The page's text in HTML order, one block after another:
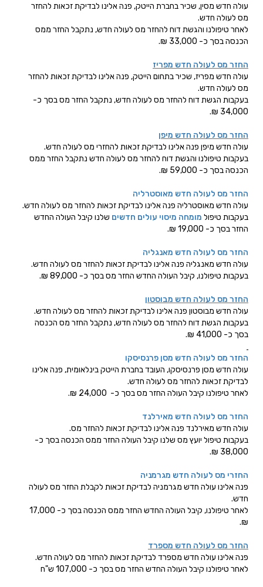
עולה חדש מסין, שכיר בחברת הייטק, פנה אלינו לבדיקת זכאות להחזר
מס לעולה חדש.
לאחר טיפולנו והגשת דוח להחזר מס לעולה חדש, נתקבל החזר ממס
הכנסה בסך כ- 33,000 ₪.
החזר מס לעולה חדש מפריז
עולה חדש מפריז, שכיר בתחום הייטק, פנה אלינו לבדיקת זכאות להחזר
מס לעולה חדש.
בעקבות הגשת דוח להחזר מס לעולה חדש, נתקבל החזר מס בסך כ-
34,000 ₪.
החזר מס לעולה חדש מיפן
עולה חדש מיפן פנה אלינו לבדיקת זכאות להחזרי מס לעולה חדש.
בעקבות טיפולנו והגשת דוח להחזר מס לעולה חדש נתקבל החזר ממס
הכנסה בסך כ- 59,000 ₪.
החזר מס לעולה חדש מאוסטרליה
עולה חדש מאוסטרליה פנה אלינו לבדיקת זכאות להחזר מס לעולה חדש.
בעקבות טיפול מומחה מיסוי עולים חדשים שלנו קיבל העולה החדש
החזר בסך כ- 19,000 ₪.
החזר מס לעולה חדש מאנגליה
עולה חדש מאנגליה פנה אלינו לבדיקת זכאות להחזר מס לעולה חדש.
בעקבות טיפולנו, קיבל העולה החדש החזר מס בסך כ- 89,000 ₪.
החזר מס לעולה חדש מבוסטון
עולה חדש מבוסטון פנה אלינו לבדיקת זכאות להחזר מס לעולה חדש.
בעקבות הגשת דוח להחזר מס לעולה חדש, נתקבל החזר מס הכנסה
בסך כ- 41,000 ₪.
החזר מס לעולה חדש מסן פרנסיסקו
עולה חדש מסן פרנסיסקו, העובד בחברת הייטק בינלאומית, פנה אלינו
לבדיקת זכאות להחזר מס לעולה חדש.
לאחר טיפולנו קיבל העולה החזר מס בסך כ- 24,000 ₪.
החזר מס לעולה חדש מאירלנד
עולה חדש מאירלנד פנה אלינו לבדיקת זכאות להחזר מס.
בעקבות טיפול יועץ מס שלנו קיבל העולה החזר ממס הכנסה בסך כ-
38,000 ₪.
החזרי מס לעולה חדש מגרמניה
פנה אלינו עולה חדש מגרמניה לבדיקת זכאות לקבלת החזר מס לעולה
חדש.
לאחר טיפולנו, קיבל העולה החדש החזר ממס הכנסה בסך כ- 17,000
₪.
החזר מס לעולה חדש מספרד
פנה אלינו עולה חדש מספרד לבדיקת זכאות להחזר מס לעולה חדש.
לאחר טיפולנו קיבל העולה החדש החזר מס בסך כ- 107,000 ש"ח